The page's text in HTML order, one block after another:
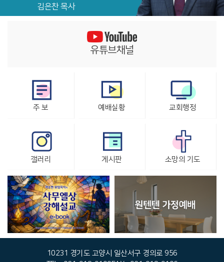
김은찬 목사
유튜브채널
주 보 예배실황 교회행정
갤러리 게시판 소망의 기도
10231 경기도 고양시 일산서구 경의로 956